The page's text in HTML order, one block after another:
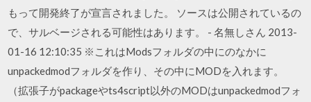
もって開発終了が宣言されました。 ソースは公開されているの
で、サルベージされる可能性はあります。 - 名無しさん 2013-
01-16 12:10:35 ※これはModsフォルダの中にのなかに
unpackedmodフォルダを作り、その中にMODを入れます。
（拡張子がpackageやts4script以外のMODはunpackedmodフォ